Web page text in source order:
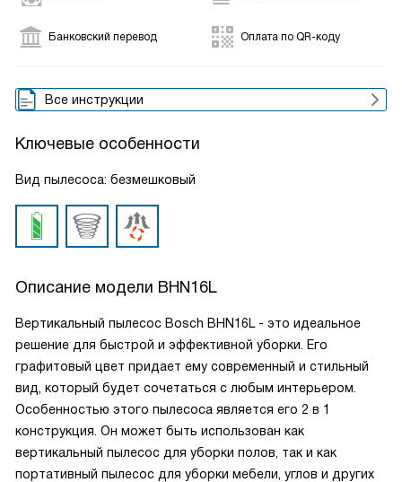
Банковский перевод Оплата по QR-коду
Все инструкции
Ключевые особенности
Вид пылесоса: безмешковый
Описание модели BHN16L
Вертикальный пылесос Bosch BHN16L - это идеальное
решение для быстрой и эффективной уборки. Его
графитовый цвет придает ему современный и стильный
вид, который будет сочетаться с любым интерьером.
Особенностью этого пылесоса является его 2 в 1
конструкция. Он может быть использован как
вертикальный пылесос для уборки полов, так и как
портативный пылесос для уборки мебели, углов и других